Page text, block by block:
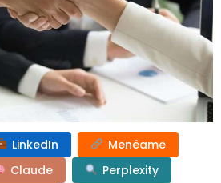
LinkedIn
Menéame
Claude
Perplexity